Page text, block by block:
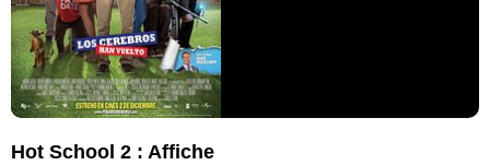
Hot School 2 : Affiche